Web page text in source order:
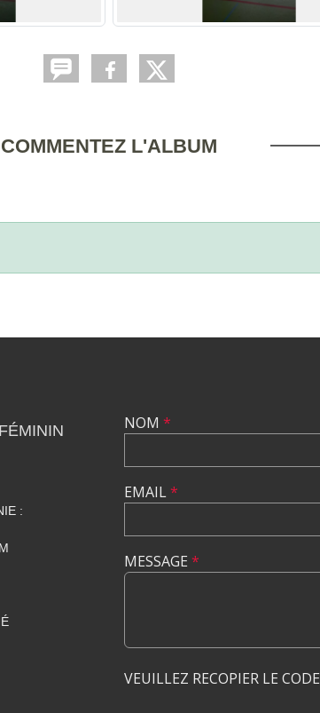
COMMENTEZ L'ALBUM
:
NOM *
EMAIL*
MESSAGE *
VEUILLEZ RECOPIER LE CODE